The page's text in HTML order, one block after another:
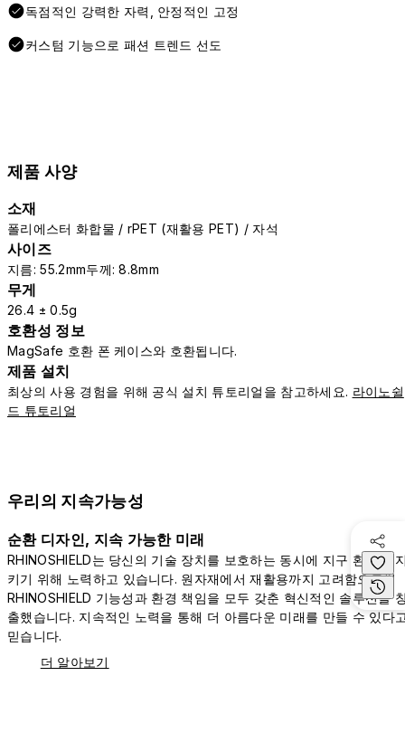
독점적인 강력한 자력, 안정적인 고정
커스텀 기능으로 패션 트렌드 선도
제품 사양
소재
폴리에스터 화합물 / rPET (재활용 PET) / 자석
사이즈
지름: 55.2mm두께: 8.8mm
무게
26.4 ± 0.5g
호환성 정보
MagSafe 호환 폰 케이스와 호환됩니다.
제품 설치
최상의 사용 경험을 위해 공식 설치 튜토리얼을 참고하세요. 라이노쉴
드 튜토리얼
우리의 지속가능성
순환 디자인, 지속 가능한 미래
RHINOSHIELD는 당신의 기술 장치를 보호하는 동시에 지구 환경을
키기 위해 노력하고 있습니다. 원자재에서 재활용까지 고려함으로써
RHINOSHIELD 기능성과 환경 책임을 모두 갖춘 혁신적인 솔루션을
출했습니다. 지속적인 노력을 통해 더 아름다운 미래를 만들 수 있다
믿습니다.
더 알아보기